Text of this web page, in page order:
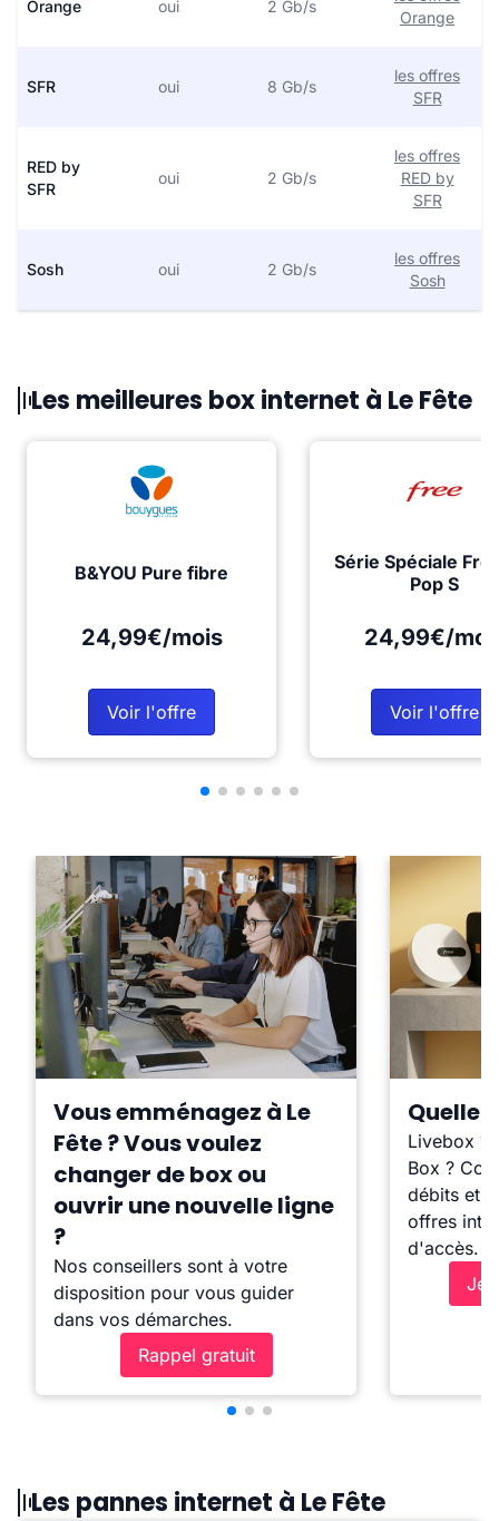
Orange oui 2 Gb/s
Orange
SFR oui 8 Gb/s
les offres
SFR
RED by
SFR
oui 2 Gb/s
les offres
RED by
SFR
Sosh oui 2 Gb/s
les offres
Sosh
Les meilleures box internet à Le Fête
B&YOU Pure fibre
24,99€/mois
Voir l'offre
Série Spéciale
Pop S
24,99€/
Voir l'offre
Vous emménagez à Le
Fête ? Vous voulez
changer de box ou
ouvrir une nouvelle ligne
?
Nos conseillers sont à votre
disposition pour vous guider
dans vos démarches.
Rappel gratuit
Quelle
Livebox ?
Box ?
débits et
offres
d'accès.
Je
Les pannes internet à Le Fête